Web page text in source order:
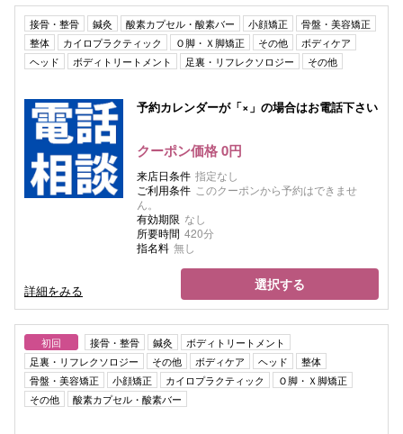
接骨・整骨 鍼灸 酸素カプセル・酸素バー 小顔矯正
骨盤・美容矯正
整体
カイロプラクティック Ｏ脚・Ｘ脚矯正 その他
ボディケア
ヘッド
ボディトリートメント 足裏・リフレクソロジー その他
予約カレンダーが「×」の場合はお電話下さい
クーポン価格 0円
来店日条件 指定なし
ご利用条件 このクーポンから予約はできませ
ん。
有効期限 なし
所要時間 420分
指名料 無し
詳細をみる 選択する
初回 接骨・整骨 鍼灸
ボディトリートメント
足裏・リフレクソロジー
その他 ボディケア ヘッド
整体
骨盤・美容矯正
小顔矯正 カイロプラクティック
Ｏ脚・Ｘ脚矯正
その他
酸素カプセル・酸素バー